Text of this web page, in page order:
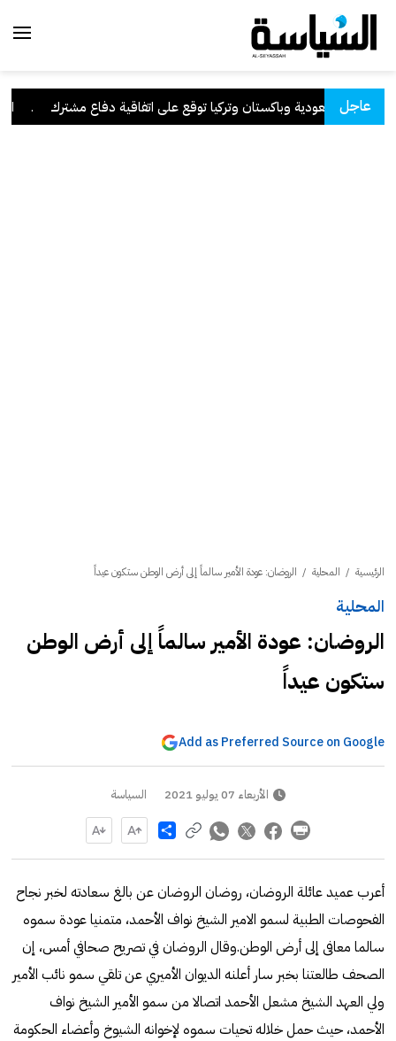
عاجلالسعودية وباكستان وتركيا توقع على اتفاقية دفاع مشترك
الرئيسية / المحلية / الروضان: عودة الأمير سالماً إلى أرض الوطن ستكون عيداً
المحلية
الروضان: عودة الأمير سالماً إلى أرض الوطن
ستكون عيداً
Add as Preferred Source on Google
الأربعاء 07 يوليو 2021 السياسة
Share
أعرب عميد عائلة الروضان، روضان الروضان عن بالغ سعادته لخبر نجاح
الفحوصات الطبية لسمو الامير الشيخ نواف الأحمد، متمنيا عودة سموه
سالما معافى إلى أرض الوطن.وقال الروضان في تصريح صحافي أمس، إن
الصحف طالعتنا بخبر سار أعلنه الديوان الأميري عن تلقي سمو نائب الأمير
ولي العهد الشيخ مشعل الأحمد اتصالا من سمو الأمير الشيخ نواف
الأحمد، حيث حمل خلاله تحيات سموه لإخوانه الشيوخ وأعضاء الحكومة